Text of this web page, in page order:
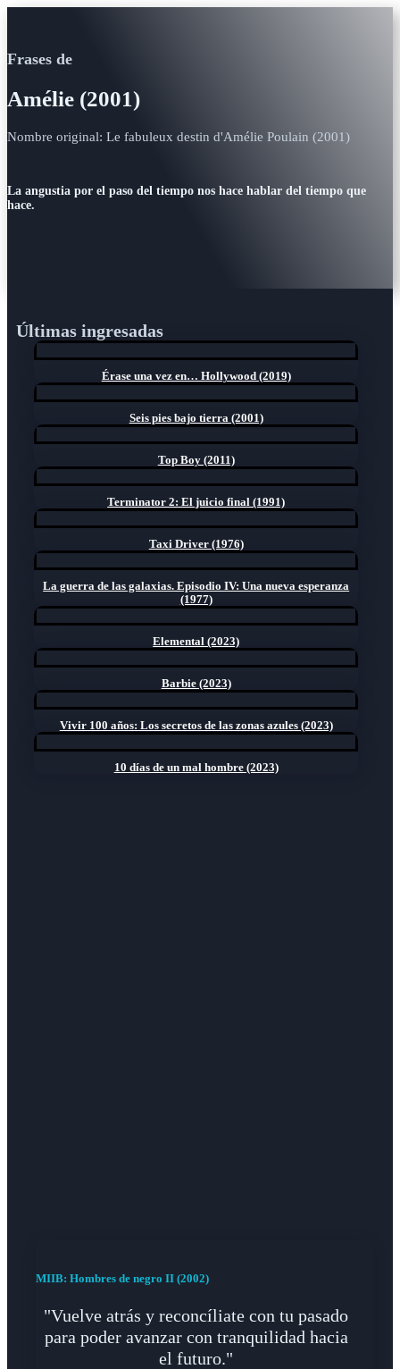
Frases de
Amélie (2001)
Nombre original: Le fabuleux destin d'Amélie Poulain (2001)
La angustia por el paso del tiempo nos hace hablar del tiempo que
hace.
Últimas ingresadas
Érase una vez en… Hollywood (2019)
Seis pies bajo tierra (2001)
Top Boy (2011)
Terminator 2: El juicio final (1991)
Taxi Driver (1976)
La guerra de las galaxias. Episodio IV: Una nueva esperanza
(1977)
Elemental (2023)
Barbie (2023)
Vivir 100 años: Los secretos de las zonas azules (2023)
10 días de un mal hombre (2023)
MIIB: Hombres de negro II (2002)
"Vuelve atrás y reconcíliate con tu pasado
para poder avanzar con tranquilidad hacia
el futuro."